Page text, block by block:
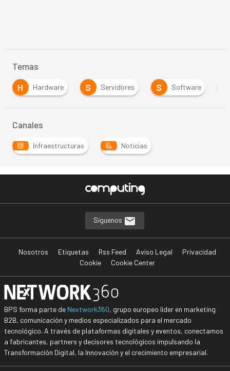
Temas
H
Hardware S Servidores S Software
Canales
Infraestructuras Noticias
Síguenos
Nosotros Etiquetas Rss Feed Aviso Legal
Privacidad
Cookie
Cookie Center
BPS forma parte de Nextwork360, grupo europeo líder en marketing
B2B, comunicación y medios especializados para el mercado
tecnológico. A través de plataformas digitales y eventos, conectamos
a fabricantes, partners y decisores tecnológicos impulsando la
Transformación Digital, la Innovación y el crecimiento empresarial.